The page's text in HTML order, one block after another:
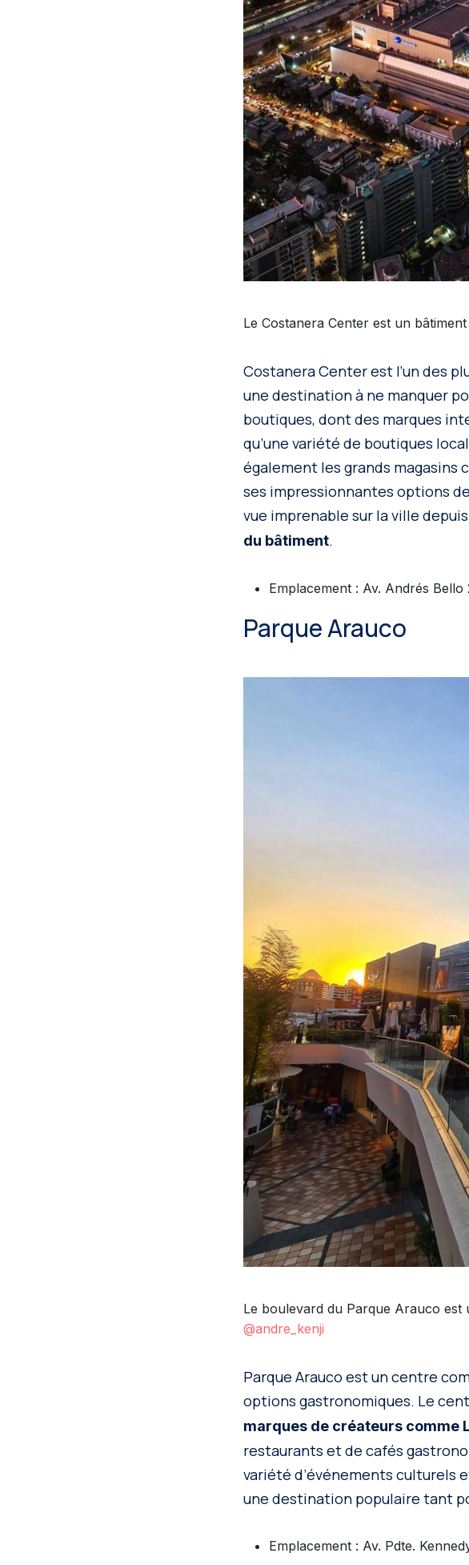
Le Costanera Center est un
Costanera Center est l’un des
une destination à ne manquer
boutiques, dont des marques
qu’une variété de boutiques
également les grands magasins
ses impressionnantes options
vue imprenable sur la ville
du bâtiment.
Emplacement : Av. Andrés
Parque Arauco
Le boulevard du Parque Arauco
@andre_kenji
Parque Arauco est un centre
options gastronomiques. Le
marques de créateurs comme
restaurants et de cafés
variété d’événements culturels
une destination populaire tant
Emplacement : Av. Pdte.